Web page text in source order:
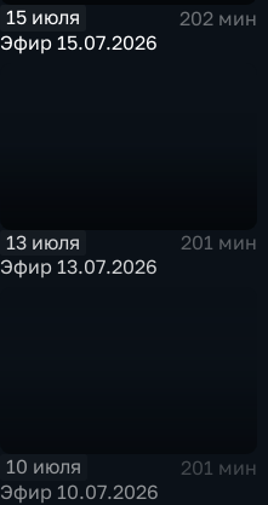
15 июля
202 мин
Эфир 15.07.2026
13 июля
201 мин
Эфир 13.07.2026
10 июля
201 мин
Эфир 10.07.2026